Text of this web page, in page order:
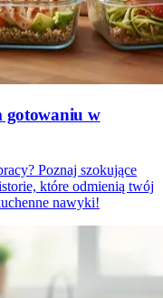
gotowaniu w
Poznaj szokujące
które odmienią twój
nawyki!